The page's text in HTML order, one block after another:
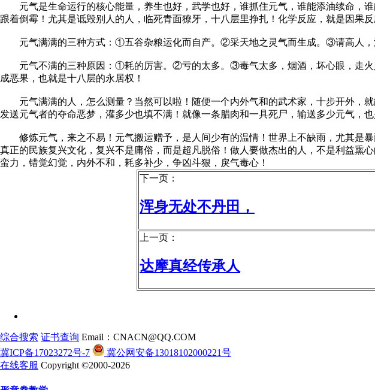
元气是生命运行的核心能量，养生也好，武学也好，谁抓住元气，谁能添油续命，
跟着倒霉！尤其是诋毁别人的人，临死青面獠牙，十八层里挣扎！化学反应，就是因果反
元气满满的三种方式：①五谷杂粮运化而自产。②采天地之灵气而生成。③请高人，
元气不满的三种原因：①耗的厉害。②亏的太多。③毒气太多，烟酒，坏心眼，走火
成恶果，也就是十八层的永居权！
元气满满的人，怎么测量？当然可以啦！随便一个内外气和的武术家，十步开外，
发送元气者的夺命恶梦，灌多少也填不满！就像一条腊肉和一具死尸，输送多少元气，也
修炼元气，来之不易！元气搬运赠予，是人间少有的温情！世界上不缺雨，尤其是
真正的民族复兴文化，复兴不是庸俗，而是超凡脱俗！做人要做杰出的人，不是利益熏
蛮力，错觉幻觉，内外不和，耗多补少，争凶斗狠，戾气毒心！
下一页：
浑身无处不丹田，
上一页：
达摩真经传承人
综合搜索 证书查询 Email：CNACN@QQ.COM
冀ICP备17023272号-7
冀公网安备13018102000221号
在线客服 Copyright ©2000-2026